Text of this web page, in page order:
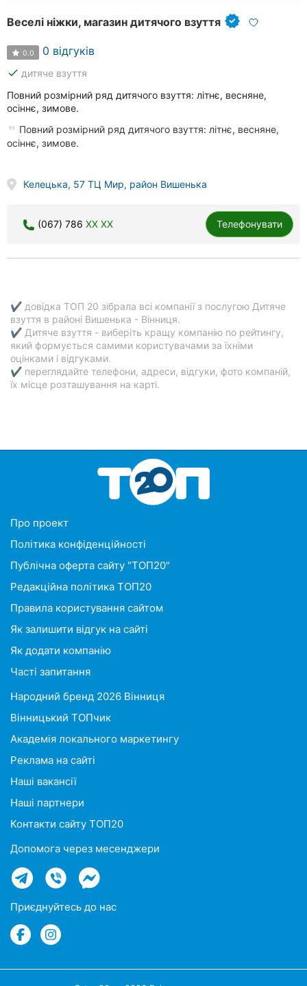
Веселі ніжки, магазин дитячого взуття
0.0 0 відгуків
done дитяче взуття
Повний розмірний ряд дитячого взуття: літнє, весняне,
осіннє, зимове.
Повний розмірний ряд дитячого взуття: літнє, весняне,
осіннє, зимове.
Келецька, 57 ТЦ Мир, район Вишенька
(067) 786 XX XX Телефонувати
✔ довідка ТОП 20 зібрала всі компанії з послугою Дитяче
взуття в районі Вишенька - Вінниця.
✔ Дитяче взуття - виберіть кращу компанію по рейтингу,
який формується самими користувачами за їхніми
оцінками і відгуками.
✔ переглядайте телефони, адреси, відгуки, фото компаній,
їх місце розташування на карті.
Про проект
Політика конфіденційності
Публічна оферта сайту "ТОП20"
Редакційна політика ТОП20
Правила користування сайтом
Як залишити відгук на сайті
Як додати компанію
Часті запитання
Народний бренд 2026 Вінниця
Вінницький ТОПчик
Академія локального маркетингу
Реклама на сайті
Наші вакансії
Наші партнери
Контакти сайту ТОП20
Допомога через месенджери
Приєднуйтесь до нас